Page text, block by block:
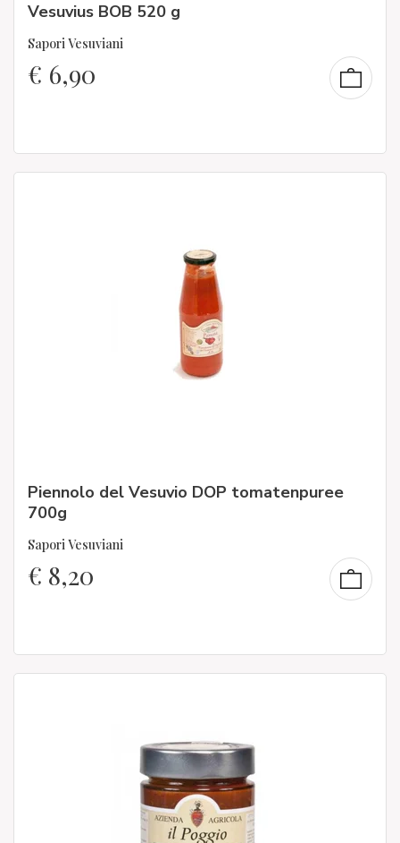
Vesuvius BOB 520 g
Sapori Vesuviani
€ 6,90
Piennolo del Vesuvio DOP tomatenpuree
700g
Sapori Vesuviani
€ 8,20